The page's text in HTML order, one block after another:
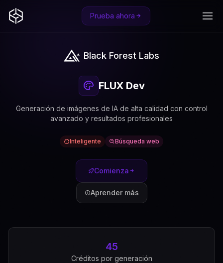
Prueba ahora
Black Forest Labs
FLUX Dev
Generación de imágenes de IA de alta calidad con control
avanzado y resultados profesionales
Inteligente Búsqueda web
Comienza
Aprender más
45
Créditos por generación